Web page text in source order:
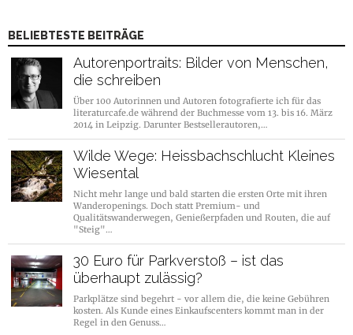
BELIEBTESTE BEITRÄGE
Autorenportraits: Bilder von Menschen,
die schreiben
Über 100 Autorinnen und Autoren fotografierte ich für das
literaturcafe.de während der Buchmesse vom 13. bis 16. März
2014 in Leipzig. Darunter Bestsellerautoren,…
Wilde Wege: Heissbachschlucht Kleines
Wiesental
Nicht mehr lange und bald starten die ersten Orte mit ihren
Wanderopenings. Doch statt Premium- und
Qualitätswanderwegen, Genießerpfaden und Routen, die auf
"Steig"…
30 Euro für Parkverstoß – ist das
überhaupt zulässig?
Parkplätze sind begehrt - vor allem die, die keine Gebühren
kosten. Als Kunde eines Einkaufscenters kommt man in der
Regel in den Genuss…